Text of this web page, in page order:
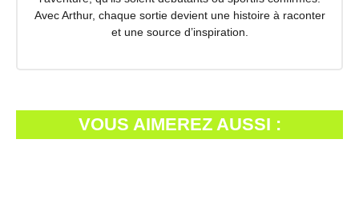
Avec Arthur, chaque sortie devient une histoire à raconter
et une source d’inspiration.
VOUS AIMEREZ AUSSI :